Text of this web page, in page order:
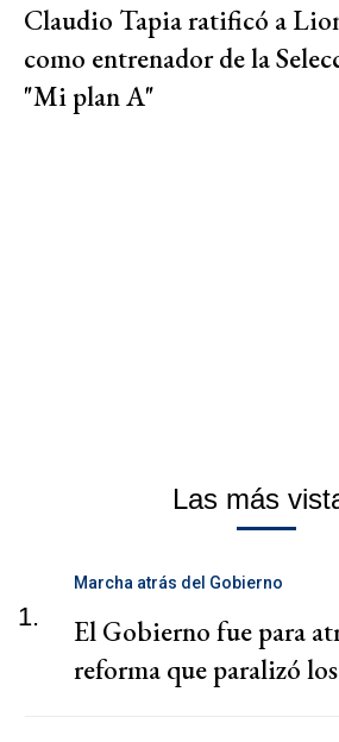
Claudio Tapia ratificó a
como entrenador de la
"Mi plan A"
Las más
1.
Marcha atrás del Gobierno
El Gobierno fue para
reforma que paralizó